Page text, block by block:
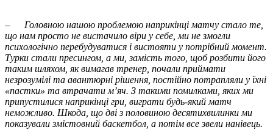
–
Головною нашою проблемою наприкінці матчу стало те,
що нам просто не вистачило віри у себе, ми не змогли
психологічно перебудуватися і вистояти у потрібний момент.
Турки стали пресингом, а ми, замість того, щоб розбити його
таким шляхом, як вимагав тренер, почали приймати
незрозумілі та авантюрні рішення, постійно потрапляли у їхні
«пастки» та втрачати м’яч. З такими помилками, яких ми
припустилися наприкінці гри, виграти будь-який матч
неможливо. Шкода, що дві з половиною десятихвилинки ми
показували змістовний баскетбол, а потім все звели нанівець.